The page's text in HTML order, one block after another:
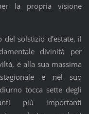
la propria visione
del solstizio d’estate, il
divinità per
è alla sua massima
e nel suo
tocca sette degli
più importanti